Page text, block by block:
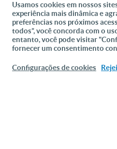
DAI-ME ALMAS
DOAR
Usamos cookies em nossos
experiência mais dinâmica e
preferências nos próximos
todos”, você concorda com o
entanto, você pode visitar
fornecer um consentimento
Configurações de cookies